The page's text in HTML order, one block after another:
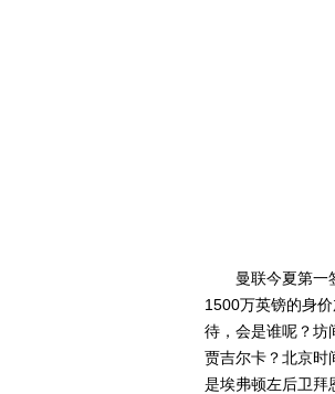
曼联今夏第一签
1500万英镑的身
待，会是谁呢？坊
贾吉尔卡？北京时
是埃弗顿左后卫拜